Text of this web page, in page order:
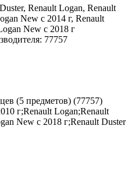
Renault Logan, Renault
New с 2014 г, Renault
New с 2018 г
77757
(5 предметов) (77757)
г;Renault Logan;Renault
New с 2018 г;Renault Duster